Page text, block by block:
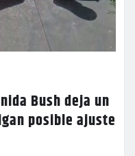
Bush deja un
posible ajuste